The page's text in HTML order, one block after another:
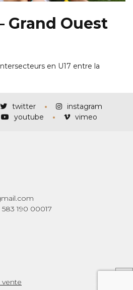
Grand Ouest
en U17 entre la
twitter
instagram
youtube vimeo
190 00017
vente